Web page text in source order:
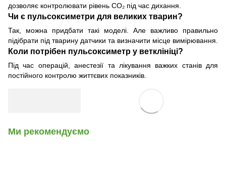
дозволяє контролювати рівень CO₂ під час дихання.
Чи є пульсоксиметри для великих тварин?
Так, можна придбати такі моделі. Але важливо правильно
підібрати під тварину датчики та визначити місце вимірювання.
Коли потрібен пульсоксиметр у ветклініці?
Під час операцій, анестезії та лікування важких станів для
постійного контролю життєвих показників.
Ми рекомендуємо